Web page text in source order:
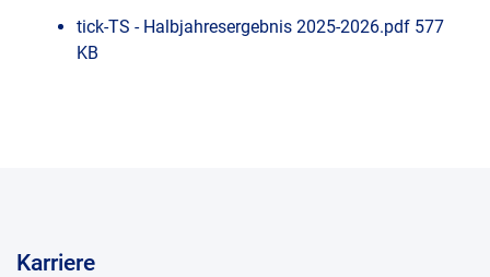
tick-TS - Halbjahresergebnis 2025-2026.pdf 577
KB
Karriere